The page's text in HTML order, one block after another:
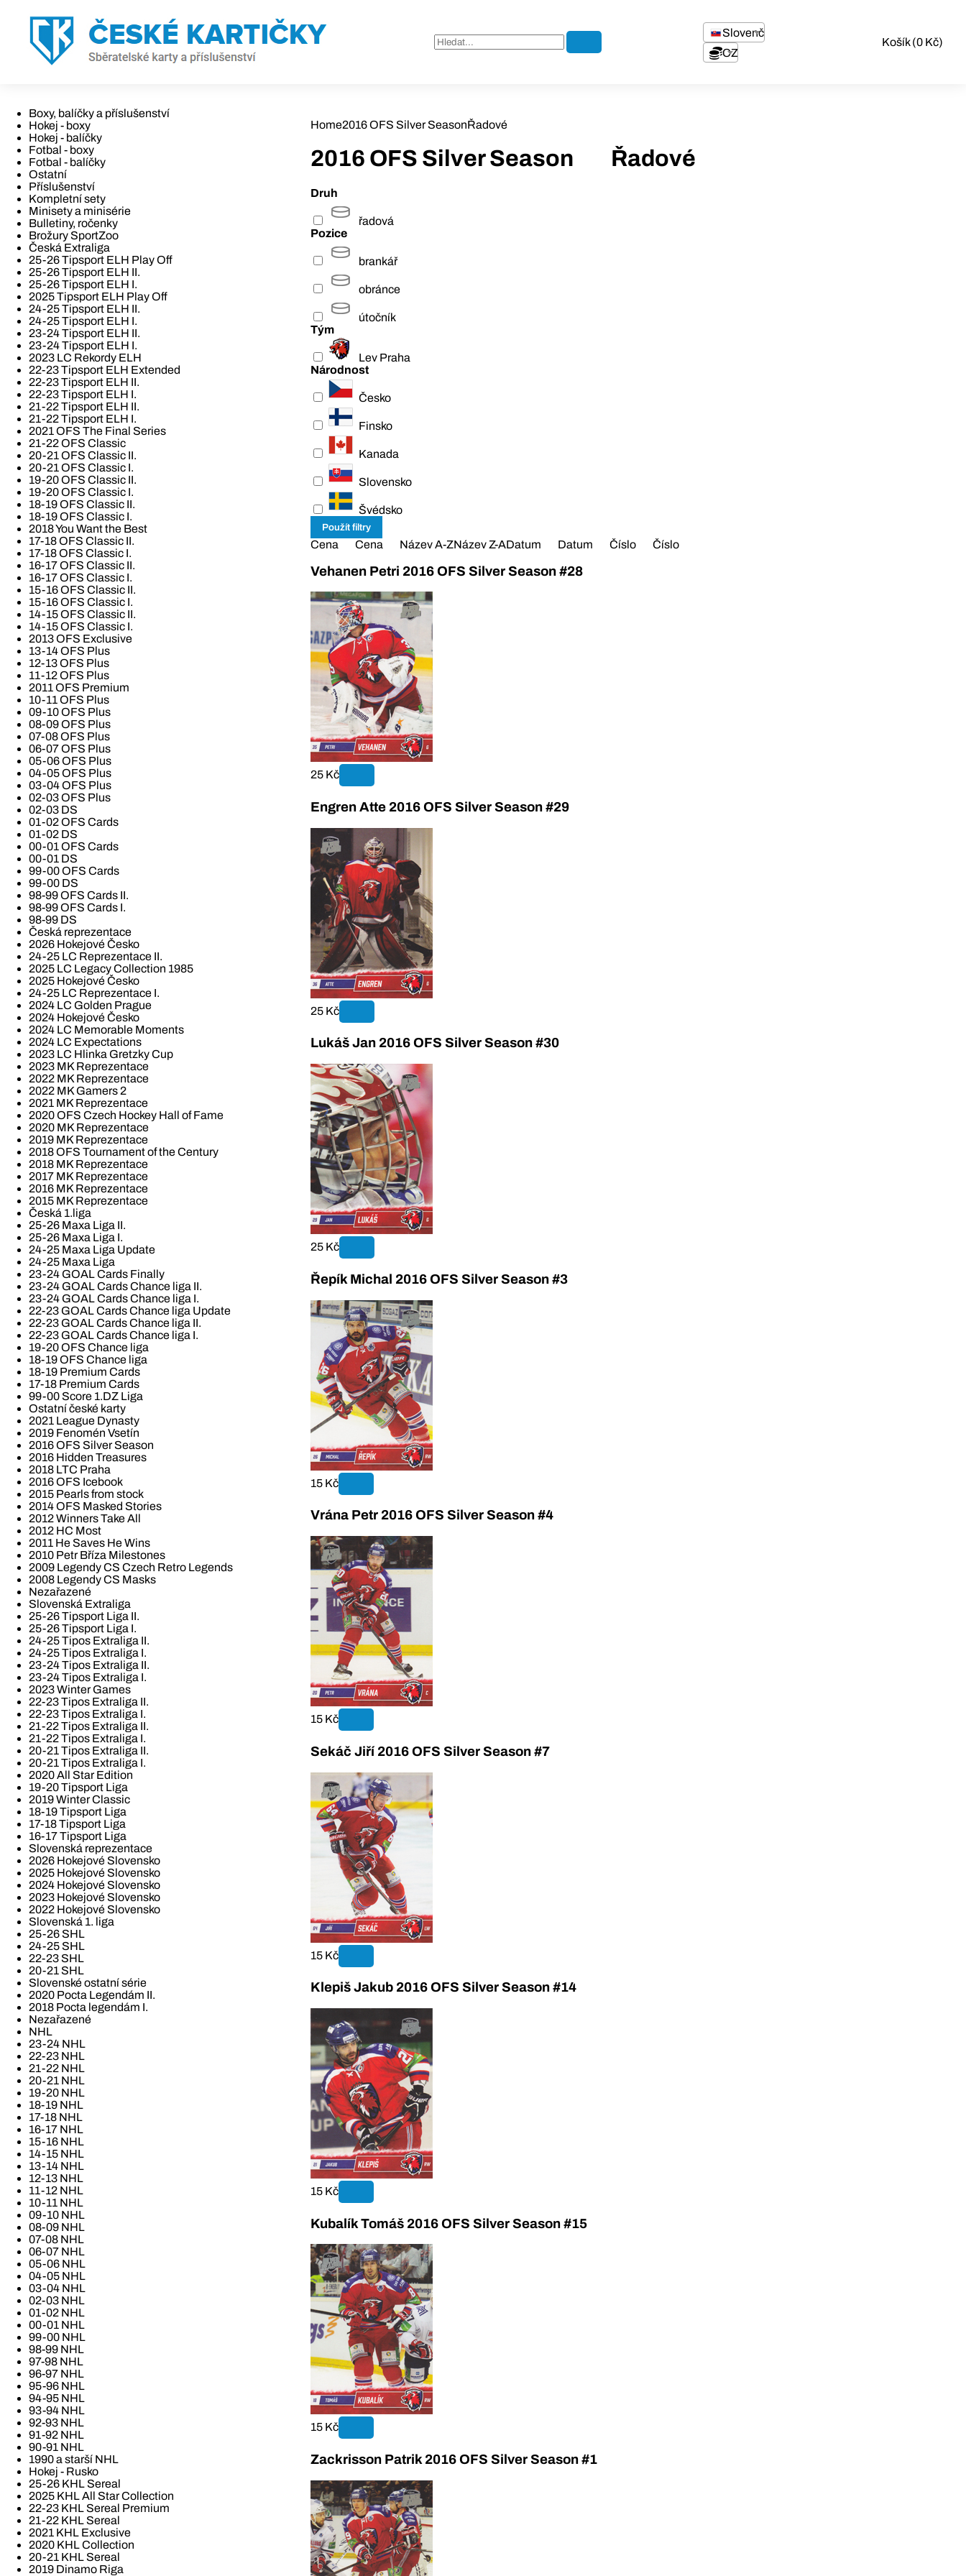
Slovenčina
CZK
Košík (0 Kč)
Boxy, balíčky a příslušenství
Hokej - boxy
Hokej - balíčky
Fotbal - boxy
Fotbal - balíčky
Ostatní
Příslušenství
Kompletní sety
Minisety a minisérie
Bulletiny, ročenky
Brožury SportZoo
Česká Extraliga
25-26 Tipsport ELH Play Off
25-26 Tipsport ELH II.
25-26 Tipsport ELH I.
2025 Tipsport ELH Play Off
24-25 Tipsport ELH II.
24-25 Tipsport ELH I.
23-24 Tipsport ELH II.
23-24 Tipsport ELH I.
2023 LC Rekordy ELH
22-23 Tipsport ELH Extended
22-23 Tipsport ELH II.
22-23 Tipsport ELH I.
21-22 Tipsport ELH II.
21-22 Tipsport ELH I.
2021 OFS The Final Series
21-22 OFS Classic
20-21 OFS Classic II.
20-21 OFS Classic I.
19-20 OFS Classic II.
19-20 OFS Classic I.
18-19 OFS Classic II.
18-19 OFS Classic I.
2018 You Want the Best
17-18 OFS Classic II.
17-18 OFS Classic I.
16-17 OFS Classic II.
16-17 OFS Classic I.
15-16 OFS Classic II.
15-16 OFS Classic I.
14-15 OFS Classic II.
14-15 OFS Classic I.
2013 OFS Exclusive
13-14 OFS Plus
12-13 OFS Plus
11-12 OFS Plus
2011 OFS Premium
10-11 OFS Plus
09-10 OFS Plus
08-09 OFS Plus
07-08 OFS Plus
06-07 OFS Plus
05-06 OFS Plus
04-05 OFS Plus
03-04 OFS Plus
02-03 OFS Plus
02-03 DS
01-02 OFS Cards
01-02 DS
00-01 OFS Cards
00-01 DS
99-00 OFS Cards
99-00 DS
98-99 OFS Cards II.
98-99 OFS Cards I.
98-99 DS
Česká reprezentace
2026 Hokejové Česko
24-25 LC Reprezentace II.
2025 LC Legacy Collection 1985
2025 Hokejové Česko
24-25 LC Reprezentace I.
2024 LC Golden Prague
2024 Hokejové Česko
2024 LC Memorable Moments
2024 LC Expectations
2023 LC Hlinka Gretzky Cup
2023 MK Reprezentace
2022 MK Reprezentace
2022 MK Gamers 2
2021 MK Reprezentace
2020 OFS Czech Hockey Hall of Fame
2020 MK Reprezentace
2019 MK Reprezentace
2018 OFS Tournament of the Century
2018 MK Reprezentace
2017 MK Reprezentace
2016 MK Reprezentace
2015 MK Reprezentace
Česká 1.liga
25-26 Maxa Liga II.
25-26 Maxa Liga I.
24-25 Maxa Liga Update
24-25 Maxa Liga
23-24 GOAL Cards Finally
23-24 GOAL Cards Chance liga II.
23-24 GOAL Cards Chance liga I.
22-23 GOAL Cards Chance liga Update
22-23 GOAL Cards Chance liga II.
22-23 GOAL Cards Chance liga I.
19-20 OFS Chance liga
18-19 OFS Chance liga
18-19 Premium Cards
17-18 Premium Cards
99-00 Score 1.DZ Liga
Ostatní české karty
2021 League Dynasty
2019 Fenomén Vsetín
2016 OFS Silver Season
2016 Hidden Treasures
2018 LTC Praha
2016 OFS Icebook
2015 Pearls from stock
2014 OFS Masked Stories
2012 Winners Take All
2012 HC Most
2011 He Saves He Wins
2010 Petr Bříza Milestones
2009 Legendy CS Czech Retro Legends
2008 Legendy CS Masks
Nezařazené
Slovenská Extraliga
25-26 Tipsport Liga II.
25-26 Tipsport Liga I.
24-25 Tipos Extraliga II.
24-25 Tipos Extraliga I.
23-24 Tipos Extraliga II.
23-24 Tipos Extraliga I.
2023 Winter Games
22-23 Tipos Extraliga II.
22-23 Tipos Extraliga I.
21-22 Tipos Extraliga II.
21-22 Tipos Extraliga I.
20-21 Tipos Extraliga II.
20-21 Tipos Extraliga I.
2020 All Star Edition
19-20 Tipsport Liga
2019 Winter Classic
18-19 Tipsport Liga
17-18 Tipsport Liga
16-17 Tipsport Liga
Slovenská reprezentace
2026 Hokejové Slovensko
2025 Hokejové Slovensko
2024 Hokejové Slovensko
2023 Hokejové Slovensko
2022 Hokejové Slovensko
Slovenská 1. liga
25-26 SHL
24-25 SHL
22-23 SHL
20-21 SHL
Slovenské ostatní série
2020 Pocta Legendám II.
2018 Pocta legendám I.
Nezařazené
NHL
23-24 NHL
22-23 NHL
21-22 NHL
20-21 NHL
19-20 NHL
18-19 NHL
17-18 NHL
16-17 NHL
15-16 NHL
14-15 NHL
13-14 NHL
12-13 NHL
11-12 NHL
10-11 NHL
09-10 NHL
08-09 NHL
07-08 NHL
06-07 NHL
05-06 NHL
04-05 NHL
03-04 NHL
02-03 NHL
01-02 NHL
00-01 NHL
99-00 NHL
98-99 NHL
97-98 NHL
96-97 NHL
95-96 NHL
94-95 NHL
93-94 NHL
92-93 NHL
91-92 NHL
90-91 NHL
1990 a starší NHL
Hokej - Rusko
25-26 KHL Sereal
2025 KHL All Star Collection
22-23 KHL Sereal Premium
21-22 KHL Sereal
2021 KHL Exclusive
2020 KHL Collection
20-21 KHL Sereal
2019 Dinamo Riga
Home2016 OFS Silver SeasonŘadové
2016 OFS Silver Season Řadové
Druh
řadová
Pozice
brankář
obránce
útočník
Tým
Lev Praha
Národnost
Česko
Finsko
Kanada
Slovensko
Švédsko
Cena Cena Název A-ZNázev Z-ADatum Datum Číslo Číslo
Vehanen Petri 2016 OFS Silver Season #28
25 Kč
Engren Atte 2016 OFS Silver Season #29
25 Kč
Lukáš Jan 2016 OFS Silver Season #30
25 Kč
Řepík Michal 2016 OFS Silver Season #3
15 Kč
Vrána Petr 2016 OFS Silver Season #4
15 Kč
Sekáč Jiří 2016 OFS Silver Season #7
15 Kč
Klepiš Jakub 2016 OFS Silver Season #14
15 Kč
Kubalík Tomáš 2016 OFS Silver Season #15
15 Kč
Zackrisson Patrik 2016 OFS Silver Season #1